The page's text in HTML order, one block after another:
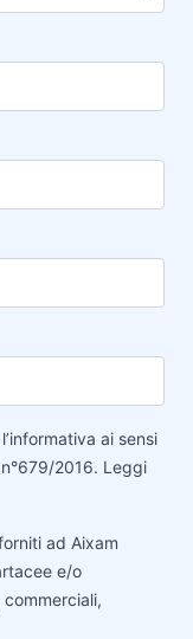
ai sensi
2016. Leggi
ad Aixam
e/o